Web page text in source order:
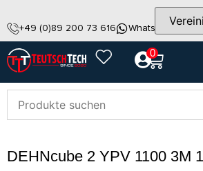
+49 (0)89 200 73 616 WhatsApp
0
DEHNcube 2 YPV 1100 3M